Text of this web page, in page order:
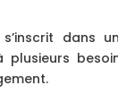
dans
plusieurs